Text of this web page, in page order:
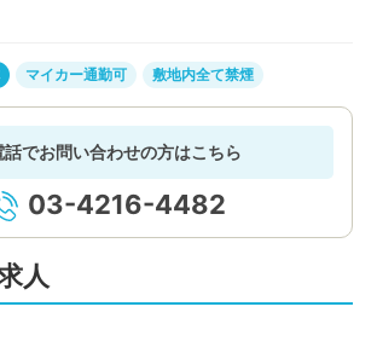
マイカー通勤可 敷地内全て禁煙
話でお問い合わせの方はこちら
03-4216-4482
人